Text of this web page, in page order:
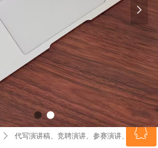
넲
ꄲ 代写演讲稿、竞聘演讲、参赛演讲、就职演讲
ꁸ
回到顶部
ꂅ
18686637488
ꁗ